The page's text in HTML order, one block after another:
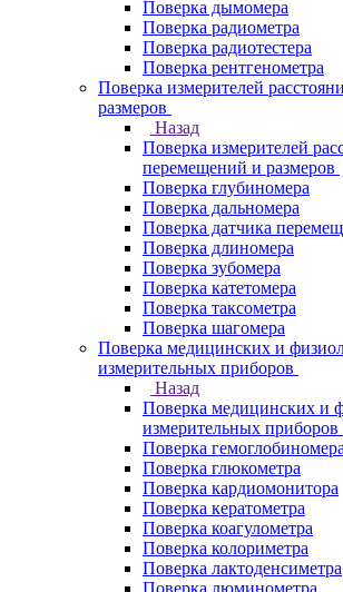
Поверка дымомера
Поверка радиометра
Поверка радиотестера
Поверка рентгенометра
Поверка измерителей
размеров
Назад
Поверка измерителей
перемещений и размеров
Поверка глубиномера
Поверка дальномера
Поверка датчика
Поверка длиномера
Поверка зубомера
Поверка катетомера
Поверка таксометра
Поверка шагомера
Поверка медицинских и
измерительных приборов
Назад
Поверка медицинских и
измерительных приборов
Поверка гемоглобиномера
Поверка глюкометра
Поверка кардиомонитора
Поверка кератометра
Поверка коагулометра
Поверка колориметра
Поверка лактоденсиметра
Поверка люминометра